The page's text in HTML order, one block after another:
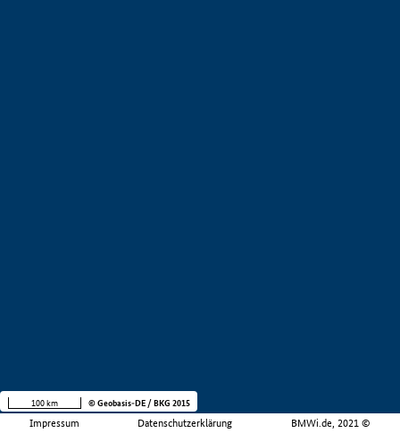
Impressum Datenschutzerklärung BMWi.de, 2021 ©
100 km © Geobasis-DE / BKG 2015